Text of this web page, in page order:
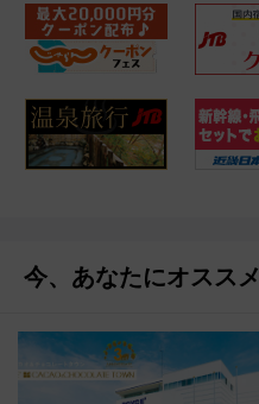
今、あなたにオススメ